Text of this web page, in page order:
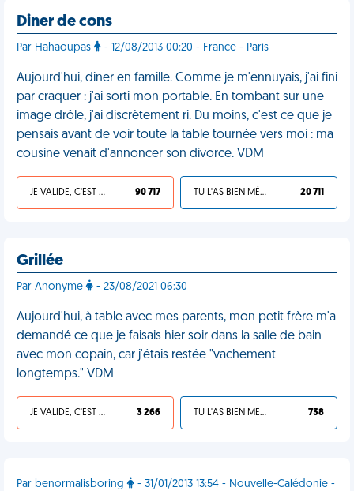
Diner de cons
Par Hahaoupas - 12/08/2013 00:20 - France - Paris
Aujourd'hui, diner en famille. Comme je m'ennuyais, j'ai fini
par craquer : j'ai sorti mon portable. En tombant sur une
image drôle, j'ai discrètement ri. Du moins, c'est ce que je
pensais avant de voir toute la table tournée vers moi : ma
cousine venait d'annoncer son divorce. VDM
JE VALIDE, C'EST UNE VDM 90 717 TU L'AS BIEN MÉRITÉ 20 711
Grillée
Par Anonyme - 23/08/2021 06:30
Aujourd'hui, à table avec mes parents, mon petit frère m'a
demandé ce que je faisais hier soir dans la salle de bain
avec mon copain, car j'étais restée "vachement
longtemps." VDM
JE VALIDE, C'EST UNE VDM 3 266 TU L'AS BIEN MÉRITÉ 738
Par benormalisboring
- 31/01/2013 13:54 - Nouvelle-Calédonie -